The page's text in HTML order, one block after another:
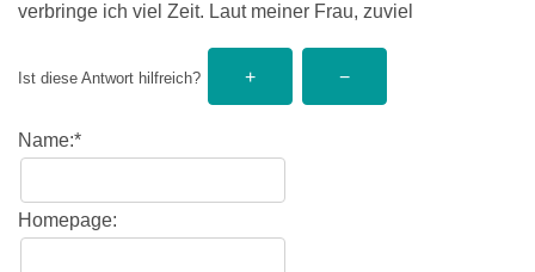
verbringe ich viel Zeit. Laut meiner Frau, zuviel
Ist diese Antwort hilfreich?
Name:*
Homepage: